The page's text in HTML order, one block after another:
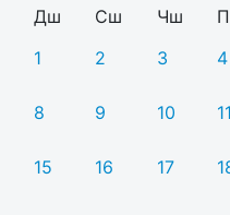
Дш
Сш Чш
1
2 3 4
8 9 10 11
15 16 17